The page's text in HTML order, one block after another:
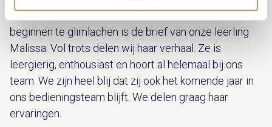
Een motivatiebrief waarvan we van oor tot oor
beginnen te glimlachen is de brief van onze leerling
Malissa. Vol trots delen wij haar verhaal. Ze is
leergierig, enthousiast en hoort al helemaal bij ons
team. We zijn heel blij dat zij ook het komende jaar in
ons bedieningsteam blijft. We delen graag haar
ervaringen.